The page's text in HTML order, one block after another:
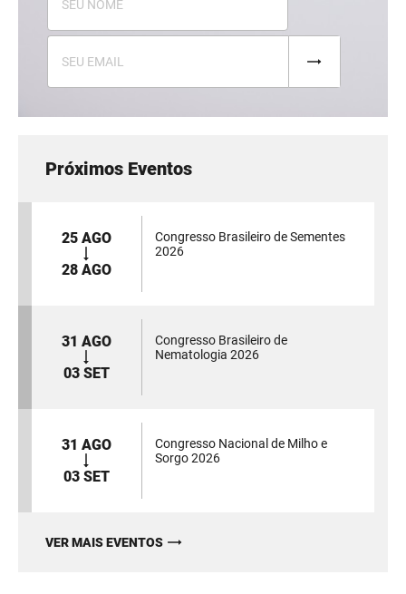
Próximos Eventos
25 AGO
28 AGO
Congresso Brasileiro de Sementes
2026
31 AGO
03 SET
Congresso Brasileiro de
Nematologia 2026
31 AGO
03 SET
Congresso Nacional de Milho e
Sorgo 2026
VER MAIS EVENTOS